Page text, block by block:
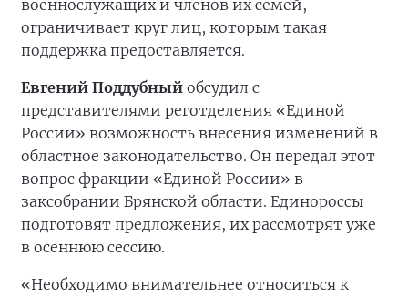
военнослужащих и членов их семей,
ограничивает круг лиц, которым такая
поддержка предоставляется.
Евгений Поддубный обсудил с
представителями реготделения «Единой
России» возможность внесения изменений в
областное законодательство. Он передал этот
вопрос фракции «Единой России» в
заксобрании Брянской области. Единороссы
подготовят предложения, их рассмотрят уже
в осеннюю сессию.
«Необходимо внимательнее относиться к